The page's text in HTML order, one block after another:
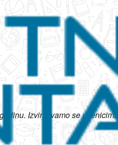
Izvinjavamo se